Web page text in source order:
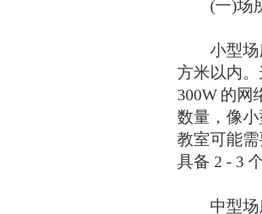
(一)场所
小型场所
方米以内
300W 的
数量，像
教室可能
具备 2 - 3
中型场所